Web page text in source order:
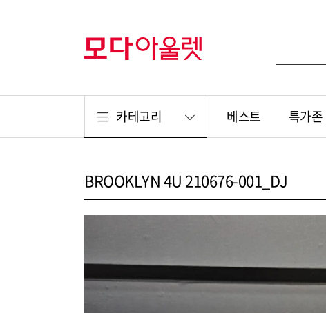
카테고리 베스트 특가존
BROOKLYN 4U 210676-001_DJ